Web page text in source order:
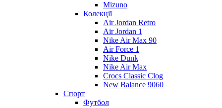
Mizuno
Колекції
Air Jordan Retro
Air Jordan 1
Nike Air Max 90
Air Force 1
Nike Dunk
Nike Air Max
Crocs Classic Clog
New Balance 9060
Спорт
Футбол